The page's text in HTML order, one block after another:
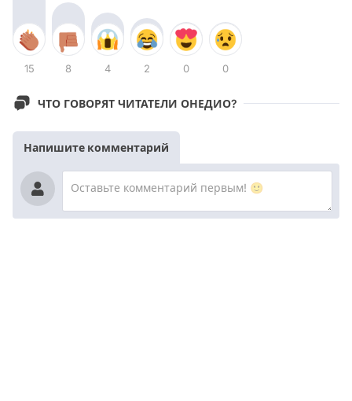
15 8 4 2 0 0
ЧТО ГОВОРЯТ ЧИТАТЕЛИ ОНЕДИО?
Напишите комментарий